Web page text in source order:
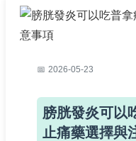
2026-05-23
膀胱發炎可以
止痛藥選擇與